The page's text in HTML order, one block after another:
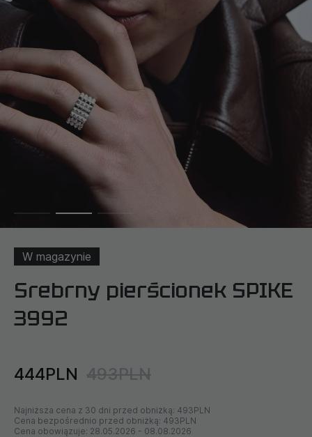
W magazynie
Srebrny pierścionek SPIKE
3992
444PLN 493PLN
Najniższa cena z 30 dni przed obniżką: 493PLN
Cena bezpośrednio przed obniżką: 493PLN
Cena obowiązuje: 28.05.2026 - 08.08.2026